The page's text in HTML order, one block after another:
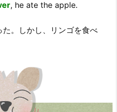
, he ate the apple.
た。しかし、リンゴを食べ